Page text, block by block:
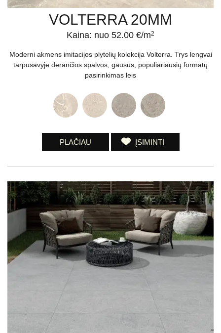
VOLTERRA 20MM
Kaina: nuo 52.00 €/m2
Moderni akmens imitacijos plytelių kolekcija Volterra. Trys lengvai
tarpusavyje derančios spalvos, gausus, populiariausių formatų
pasirinkimas leis
PLAČIAU ĮSIMINTI